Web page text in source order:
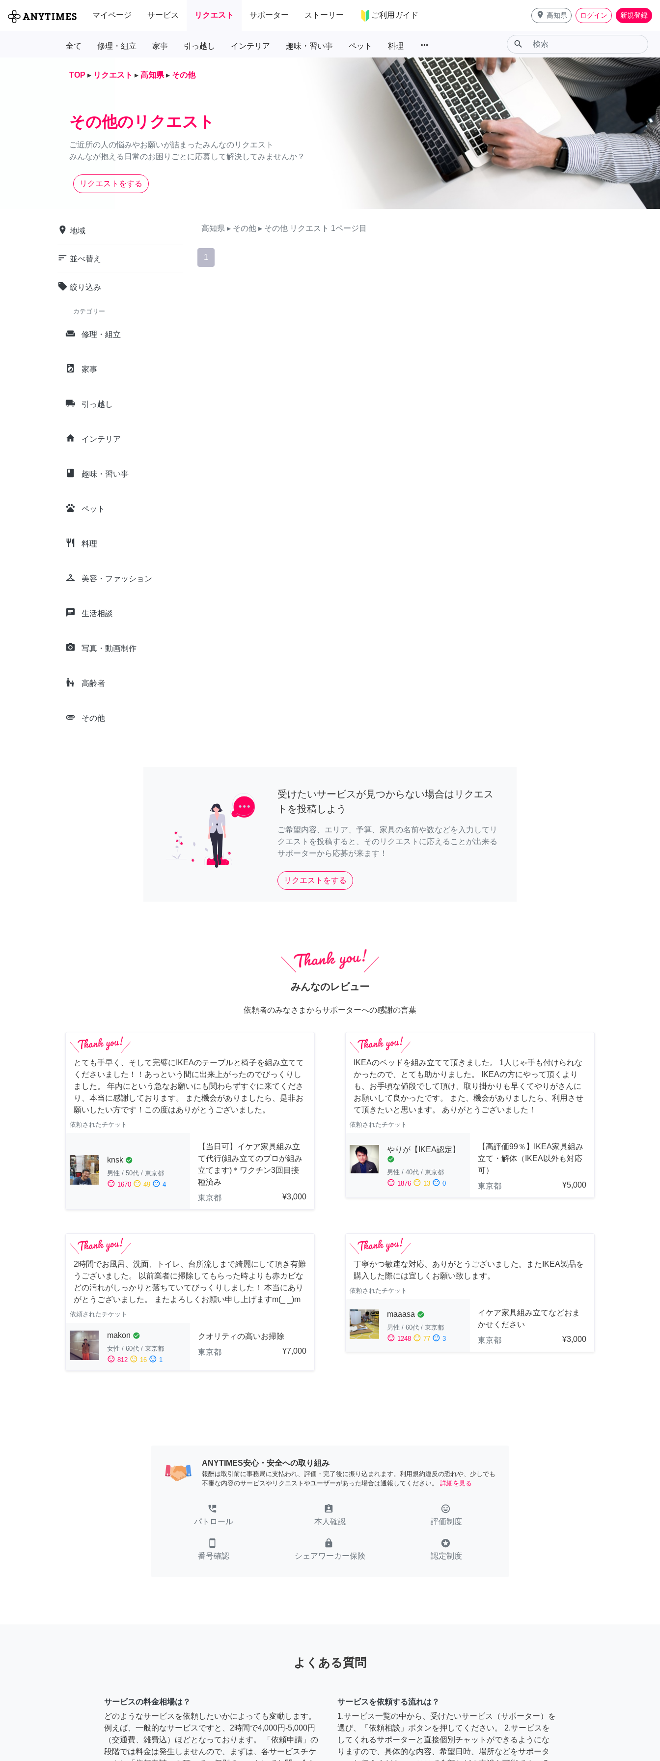
マイページ サービス リクエスト サポーター ストーリー ご利用ガイド place 高知県 ログイン 新規登録
全て 修理・組立 家事 引っ越し インテリア 趣味・習い事 ペット 料理 more_horiz search
TOP ▸ リクエスト ▸ 高知県 ▸ その他
その他のリクエスト
ご近所の人の悩みやお願いが詰まったみんなのリクエスト
みんなが抱える日常のお困りごとに応募して解決してみませんか？
リクエストをする
place 地域
sort 並べ替え
local_offer 絞り込み
カテゴリー
weekend 修理・組立
local_laundry_service 家事
local_shipping 引っ越し
home インテリア
class 趣味・習い事
pets ペット
restaurant 料理
checkroom 美容・ファッション
chat 生活相談
camera_alt 写真・動画制作
escalator_warning 高齢者
attachment その他
高知県 ▸ その他 ▸ その他 リクエスト 1ページ目
1
受けたいサービスが見つからない場合はリクエス
トを投稿しよう
ご希望内容、エリア、予算、家具の名前や数などを入力してリ
クエストを投稿すると、そのリクエストに応えることが出来る
サポーターから応募が来ます！
リクエストをする
みんなのレビュー
依頼者のみなさまからサポーターへの感謝の言葉
とても手早く、そして完璧にIKEAのテーブルと椅子を組み立てて
くださいました！！あっという間に出来上がったのでびっくりし
ました。 年内にという急なお願いにも関わらずすぐに来てくださ
り、本当に感謝しております。 また機会がありましたら、是非お
願いしたい方です！この度はありがとうございました。
依頼されたチケット
knsk check_circle
男性 / 50代 / 東京都
sentiment_satisfied 1670 sentiment_neutral 49 sentiment_dissatisfied 4
【当日可】イケア家具組み立
て代行(組み立てのプロが組み
立てます)＊ワクチン3回目接
種済み
東京都
¥3,000
IKEAのベッドを組み立てて頂きました。 1人じゃ手も付けられな
かったので、とても助かりました。 IKEAの方にやって頂くより
も、お手頃な値段でして頂け、取り掛かりも早くてやりがさんに
お願いして良かったです。 また、機会がありましたら、利用させ
て頂きたいと思います。 ありがとうございました！
依頼されたチケット
やりが【IKEA認定】
check_circle
男性 / 40代 / 東京都
sentiment_satisfied 1876 sentiment_neutral 13 sentiment_dissatisfied 0
【高評価99％】IKEA家具組み
立て・解体（IKEA以外も対応
可）
東京都
¥5,000
2時間でお風呂、洗面、トイレ、台所流しまで綺麗にして頂き有難
うございました。 以前業者に掃除してもらった時よりも赤カビな
どの汚れがしっかりと落ちていてびっくりしました！ 本当にあり
がとうございました。 またよろしくお願い申し上げますm(_ _)m
依頼されたチケット
makon check_circle
女性 / 60代 / 東京都
sentiment_satisfied 812 sentiment_neutral 16 sentiment_dissatisfied 1
クオリティの高いお掃除
東京都
¥7,000
丁寧かつ敏速な対応、ありがとうございました。またIKEA製品を
購入した際には宜しくお願い致します。
依頼されたチケット
maaasa check_circle
男性 / 60代 / 東京都
sentiment_satisfied 1248 sentiment_neutral 77 sentiment_dissatisfied 3
イケア家具組み立てなどおま
かせください
東京都
¥3,000
ANYTIMES安心・安全への取り組み
報酬は取引前に事務局に支払われ、評価・完了後に振り込まれます。利用規約違反の恐れや、少しでも
不審な内容のサービスやリクエストやユーザーがあった場合は通報してください。
詳細を見る
perm_phone_msg
パトロール
assignment_ind
本人確認
tag_faces
評価制度
smartphone
番号確認
lock
シェアワーカー保険
stars
認定制度
よくある質問
サービスの料金相場は？
どのようなサービスを依頼したいかによっても変動します。
例えば、一般的なサービスですと、2時間で4,000円-5,000円
（交通費、雑費込）ほどとなっております。 「依頼申請」の
段階では料金は発生しませんので、まずは、各サービスチケ
サービスを依頼する流れは？
1.サービス一覧の中から、受けたいサービス（サポーター）を
選び、「依頼相談」ボタンを押してください。 2.サービスを
してくれるサポーターと直接個別チャットができるようにな
りますので、具体的な内容、希望日時、場所などをサポータ